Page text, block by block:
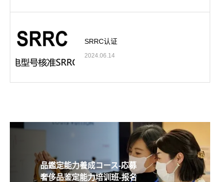
SRRC认证
2024.06.14
品鑑定能力養成コース-応募
奢侈品鉴定能力培训班-报名